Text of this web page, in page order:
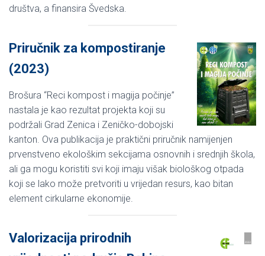
društva, a finansira Švedska.
Priručnik za kompostiranje
(2023)
Brošura “Reci kompost i magija počinje”
nastala je kao rezultat projekta koji su
podržali Grad Zenica i Zeničko-dobojski
kanton. Ova publikacija je praktični priručnik namijenjen
prvenstveno ekološkim sekcijama osnovnih i srednjih škola,
ali ga mogu koristiti svi koji imaju višak biološkog otpada
koji se lako može pretvoriti u vrijedan resurs, kao bitan
element cirkularne ekonomije.
Valorizacija prirodnih